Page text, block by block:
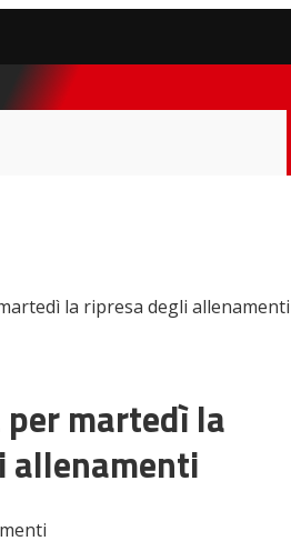
la ripresa degli allenamenti
martedì la
allenamenti